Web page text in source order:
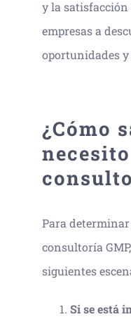
y la satisfacción
empresas a
oportunidades
¿Cómo
Para
consultoría
siguientes
Si se está